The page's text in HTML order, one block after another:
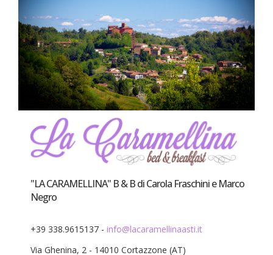
"LA CARAMELLINA" B & B di Carola Fraschini e Marco
Negro
+39 338.9615137 - info@lacaramellinaasti.it
Via Ghenina, 2 - 14010 Cortazzone (AT)